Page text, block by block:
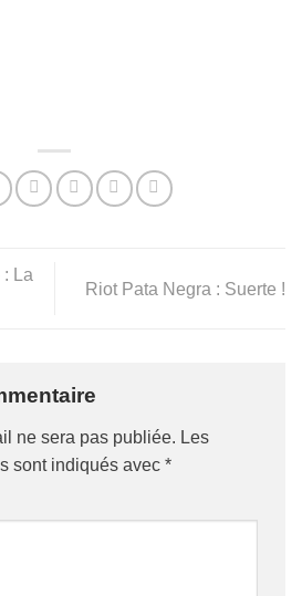
La
Riot Pata Negra : Suerte !
ne sera pas publiée. Les
sont indiqués avec *